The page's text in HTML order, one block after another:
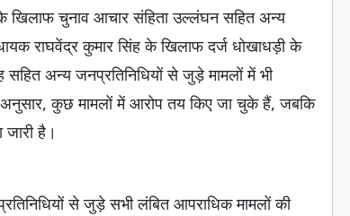
खिलाफ चुनाव आचार संहिता उल्लंघन सहित अन्य
राघवेंद्र कुमार सिंह के खिलाफ दर्ज धोखाधड़ी के
सहित अन्य जनप्रतिनिधियों से जुड़े मामलों में भी
अनुसार, कुछ मामलों में आरोप तय किए जा चुके हैं, जबकि
है।
से जुड़े सभी लंबित आपराधिक मामलों की